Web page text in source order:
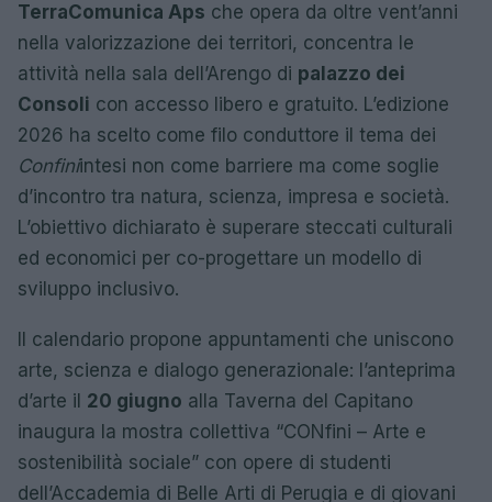
TerraComunica Aps che opera da oltre vent’anni
nella valorizzazione dei territori, concentra le
attività nella sala dell’Arengo di palazzo dei
Consoli con accesso libero e gratuito. L’edizione
2026 ha scelto come filo conduttore il tema dei
Confiniintesi non come barriere ma come soglie
d’incontro tra natura, scienza, impresa e società.
L’obiettivo dichiarato è superare steccati culturali
ed economici per co-progettare un modello di
sviluppo inclusivo.
Il calendario propone appuntamenti che uniscono
arte, scienza e dialogo generazionale: l’anteprima
d’arte il 20 giugno alla Taverna del Capitano
inaugura la mostra collettiva “CONfini – Arte e
sostenibilità sociale” con opere di studenti
dell’Accademia di Belle Arti di Perugia e di giovani